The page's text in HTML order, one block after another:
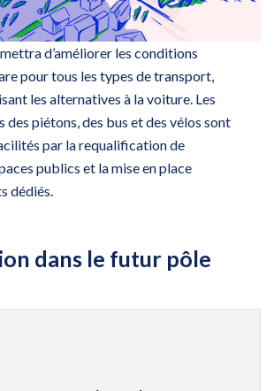
d’améliorer les conditions
pour tous les types de transport,
les alternatives à la voiture. Les
des piétons, des bus et des vélos sont
par la requalification de
publics et la mise en place
dédiés.
dans le futur pôle